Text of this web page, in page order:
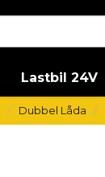
Lastbil 24V
Dubbel Låda